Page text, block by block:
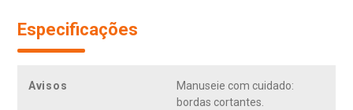
Especificações
Avisos
Manuseie com cuidado:
bordas cortantes.